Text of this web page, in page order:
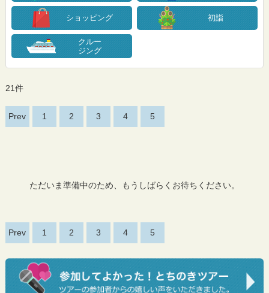
ショッピング 初詣
クルー
ジング
21件
Prev 1 2 3 4 5
ただいま準備中のため、もうしばらくお待ちください。
Prev 1 2 3 4 5